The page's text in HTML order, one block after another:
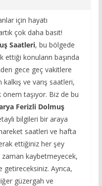
için hayatı
çok daha basit!
Saatleri, bu bölgede
konuların başında
gece geç vakitlere
ve varış saatleri,
taşıyor. Biz de bu
Ferizli Dolmuş
bilgileri bir araya
saatleri ve hafta
ettiğiniz her şey
kaybetmeyecek,
Ayrıca,
güzergah ve